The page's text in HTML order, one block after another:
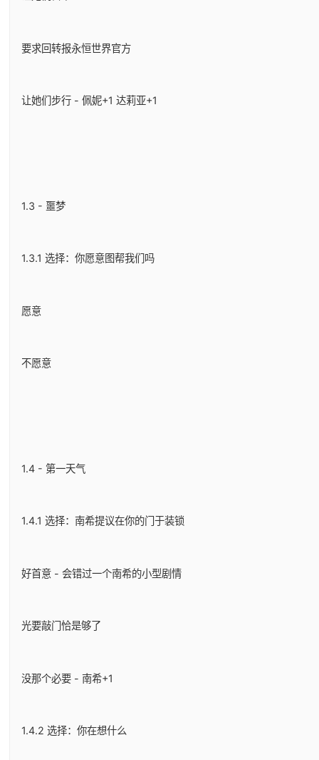
要求回转报永恒世界官方
让她们步行 - 佩妮+1 达莉亚+1
1.3 - 噩梦
1.3.1 选择：你愿意图帮我们吗
愿意
不愿意
1.4 - 第一天气
1.4.1 选择：南希提议在你的门于装锁
好首意 - 会错过一个南希的小型剧情
光要敲门恰是够了
没那个必要 - 南希+1
1.4.2 选择：你在想什么